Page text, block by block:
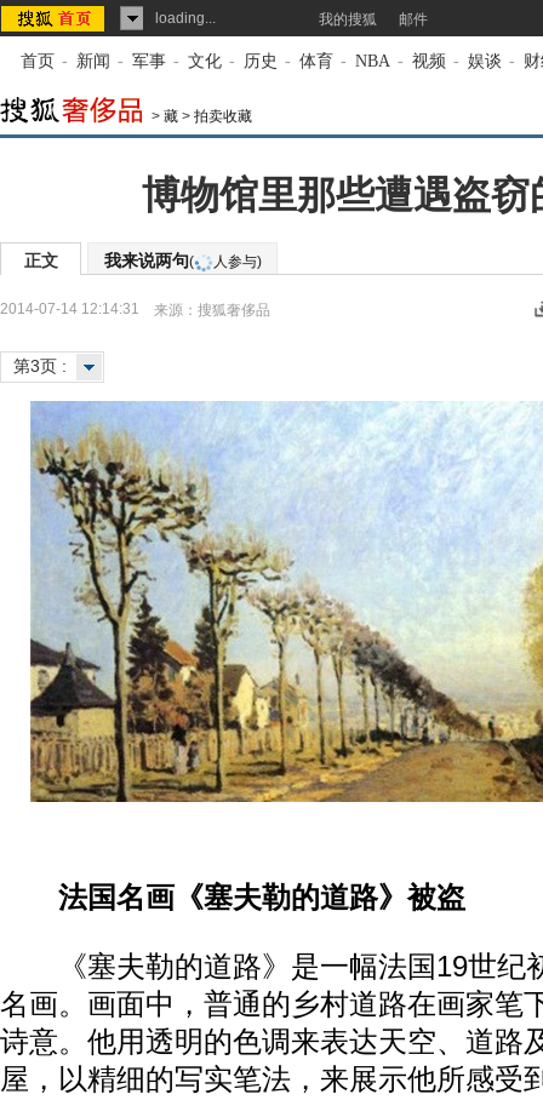
loading... 我的搜狐 邮件
首页 - 新闻 - 军事 - 文化 - 历史 - 体育 - NBA - 视频 - 娱谈 -
> 藏 > 拍卖收藏
博物馆里那些遭遇盗窃
正文 我来说两句( 人参与)
2014-07-14 12:14:31 来源： 搜狐奢侈品
第3页 :
法国名画《塞夫勒的道路》被盗
《塞夫勒的道路》是一幅法国19世纪
名画。画面中，普通的乡村道路在画家笔
诗意。他用透明的色调来表达天空、道路
屋，以精细的写实笔法，来展示他所感受